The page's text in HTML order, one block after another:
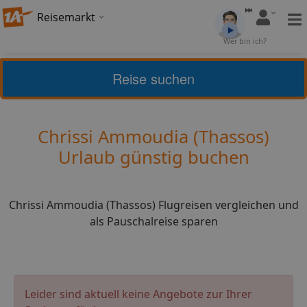
Reisemarkt
Wer bin ich?
Thassos
4,41 (5) Bewerten
Chrissi Ammoudia (Thassos)
Urlaub günstig buchen
Chrissi Ammoudia (Thassos) Flugreisen vergleichen und
als Pauschalreise sparen
Reise suchen
Leider sind aktuell keine Angebote zur Ihrer